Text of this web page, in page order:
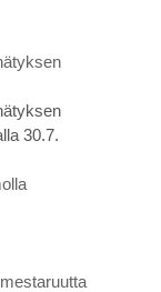
30.7.